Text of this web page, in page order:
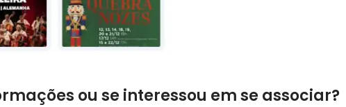
ou se interessou em se associar?